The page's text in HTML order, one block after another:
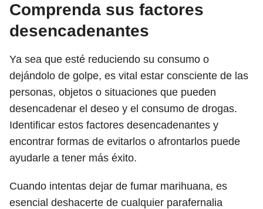
Comprenda sus factores
desencadenantes
Ya sea que esté reduciendo su consumo o
dejándolo de golpe, es vital estar consciente de las
personas, objetos o situaciones que pueden
desencadenar el deseo y el consumo de drogas.
Identificar estos factores desencadenantes y
encontrar formas de evitarlos o afrontarlos puede
ayudarle a tener más éxito.
Cuando intentas dejar de fumar marihuana, es
esencial deshacerte de cualquier parafernalia